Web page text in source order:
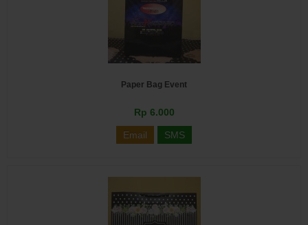
Paper Bag Event
Rp 6.000
Email SMS